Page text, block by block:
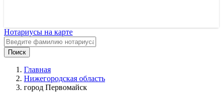
Нотариусы на карте
Поиск
Главная
Нижегородская область
город Первомайск